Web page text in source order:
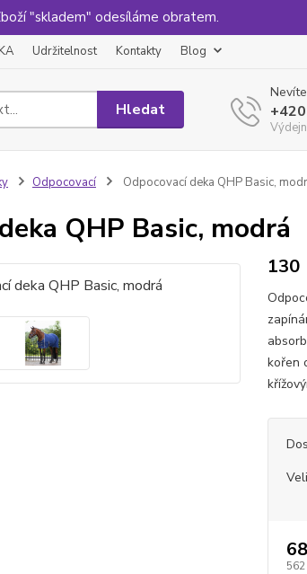
"skladem" odesíláme obratem.
Udržitelnost Kontakty Blog
Hledat
Odpocovací Odpocovací deka QHP Basic,
QHP Basic, modrá
130
kořen
562